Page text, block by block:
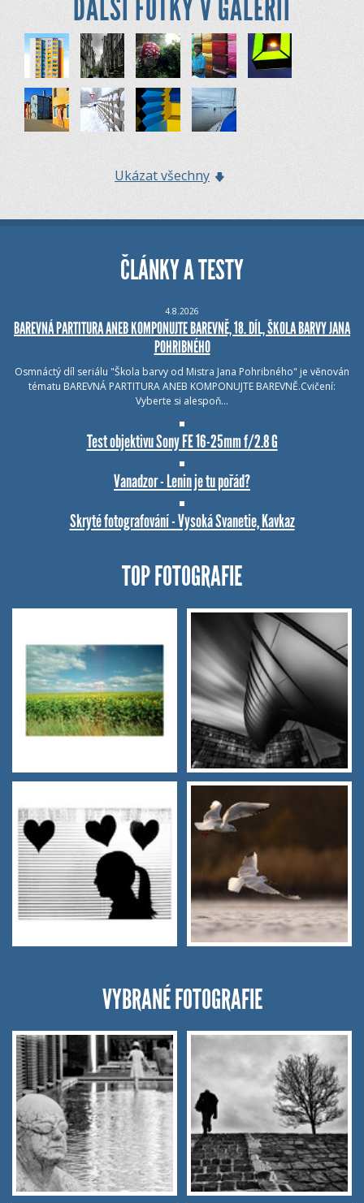
DALŠÍ FOTKY V GALERII
Ukázat všechny
ČLÁNKY A TESTY
4.8.2026
BAREVNÁ PARTITURA ANEB KOMPONUJTE BAREVNĚ, 18. DÍL, ŠKOLA BARVY JANA
POHRIBNÉHO
Osmnáctý díl seriálu "Škola barvy od Mistra Jana Pohribného" je věnován
tématu BAREVNÁ PARTITURA ANEB KOMPONUJTE BAREVNĚ.Cvičení:
Vyberte si alespoň…
Test objektivu Sony FE 16-25mm f/2.8 G
Vanadzor - Lenin je tu pořád?
Skryté fotografování - Vysoká Svanetie, Kavkaz
TOP FOTOGRAFIE
VYBRANÉ FOTOGRAFIE